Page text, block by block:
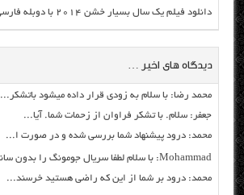
دانلود فیلم یک سال بسیار خشن ۲۰۱۴ با دوبله فارسی
دیدگاه های اخیر …
محمد رضا: با سلام به زودی قرار داده میشود باتشکر...
جعفر: سلام. با تشکر فراوان از زحمات شما. آیا...
محمد: درود پیشنهاد شما بررسی شده و در صورت ا...
Mohammad: با سلام لطفا سریال جومونگ را بدون سانس...
محمد: درود بر شما از این که راضی هستید خرسند...